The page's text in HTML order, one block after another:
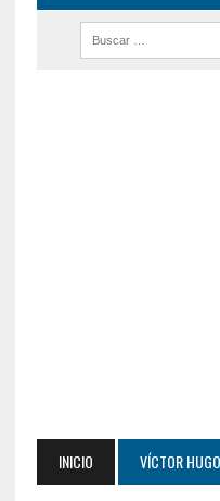
INICIO VÍCTOR